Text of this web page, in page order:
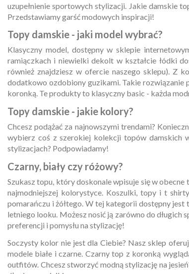
uzupełnienie sportowych stylizacji. Jakie damskie
Przedstawiamy garść modowych inspiracji!
Topy damskie - jaki model wybrać?
Klasyczny model, dostępny w sklepie
ramiączkach i niewielki dekolt w kształcie łódki
również znajdziesz w ofercie naszego sklepu). Z
dodatkowo ozdobiony guzikami. Takie rozwiązanie
koronką. Te produkty to klasyczny basic - każda
Topy damskie - jakie kolory?
Chcesz podążać za najnowszymi trendami?
wybierz coś z szerokiej kolekcji topów damskich
stylizacjach? Podpowiadamy!
Czarny, biały czy różowy?
Szukasz topu, który doskonale wpisuje się w
najmodniejszej kolorystyce. Koszulki, topy i t
pomarańczu i żółtego. W tej kategorii dostępny
letniego looku. Możesz nosić ją zarówno do
preferencji i pomysłu na stylizację!
Soczysty kolor nie jest dla Ciebie? Nasz sklep
modele białe i czarne. Czarny top z koronką
outfitów. Chcesz stworzyć modną stylizację na